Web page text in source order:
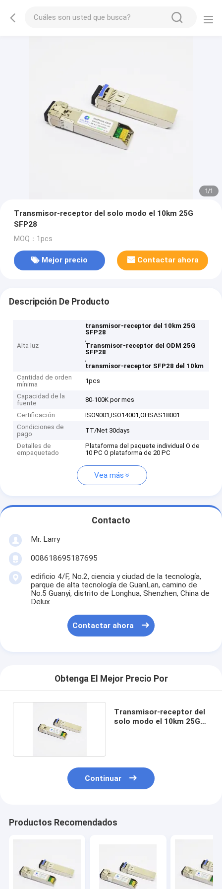
1/1
Transmisor-receptor del solo modo el 10km 25G
SFP28
MOQ：1pcs
Mejor precio Contactar ahora
Descripción De Producto
Alta luz
transmisor-receptor del 10km 25G
SFP28
,
Transmisor-receptor del ODM 25G
SFP28
,
transmisor-receptor SFP28 del 10km
Cantidad de orden
mínima
1pcs
Capacidad de la
fuente
80-100K por mes
Certificación
ISO9001,ISO14001,OHSAS18001
Condiciones de
pago
TT/Net 30days
Detalles de
empaquetado
Plataforma del paquete individual O de
10 PC O plataforma de 20 PC
Vea más
Contacto
Mr. Larry
008618695187695
edificio 4/F, No.2, ciencia y ciudad de la tecnología,
parque de alta tecnología de GuanLan, camino de
No.5 Guanyi, distrito de Longhua, Shenzhen, China de
Delux
Contactar ahora
Obtenga El Mejor Precio Por
Transmisor-receptor del
solo modo el 10km 25G
Continuar
Productos Recomendados